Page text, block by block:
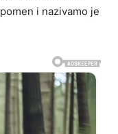
i nazivamo je